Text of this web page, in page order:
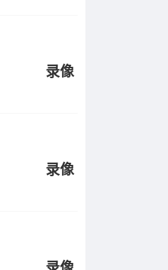
录像
录像